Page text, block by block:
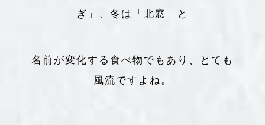
ぎ」、冬は「北窓」と
名前が変化する食べ物でもあり、とても
風流ですよね。